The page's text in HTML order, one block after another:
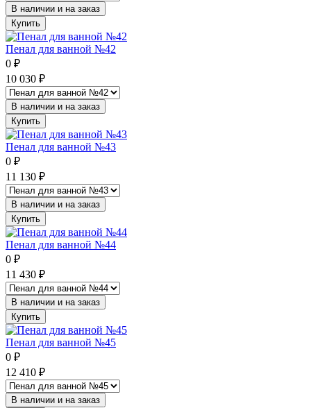
В наличии и на заказ
Купить
Пенал для ванной №42
0 ₽
10 030 ₽
В наличии и на заказ
Купить
Пенал для ванной №43
0 ₽
11 130 ₽
В наличии и на заказ
Купить
Пенал для ванной №44
0 ₽
11 430 ₽
В наличии и на заказ
Купить
Пенал для ванной №45
0 ₽
12 410 ₽
В наличии и на заказ